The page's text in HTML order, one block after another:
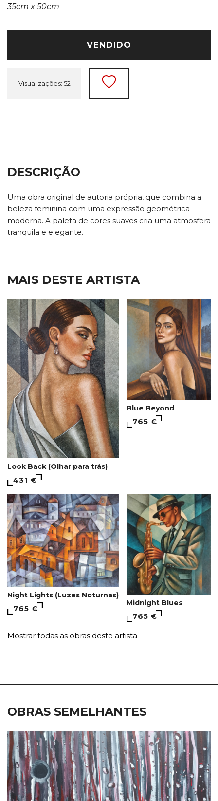
35cm x 50cm
VENDIDO
Visualizações: 52
DESCRIÇÃO
Uma obra original de autoria própria, que combina a
beleza feminina com uma expressão geométrica
moderna. A paleta de cores suaves cria uma atmosfera
tranquila e elegante.
MAIS DESTE ARTISTA
Look Back (Olhar para trás)
431 €
Blue Beyond
765 €
Night Lights (Luzes Noturnas)
765 €
Midnight Blues
765 €
Mostrar todas as obras deste artista
OBRAS SEMELHANTES